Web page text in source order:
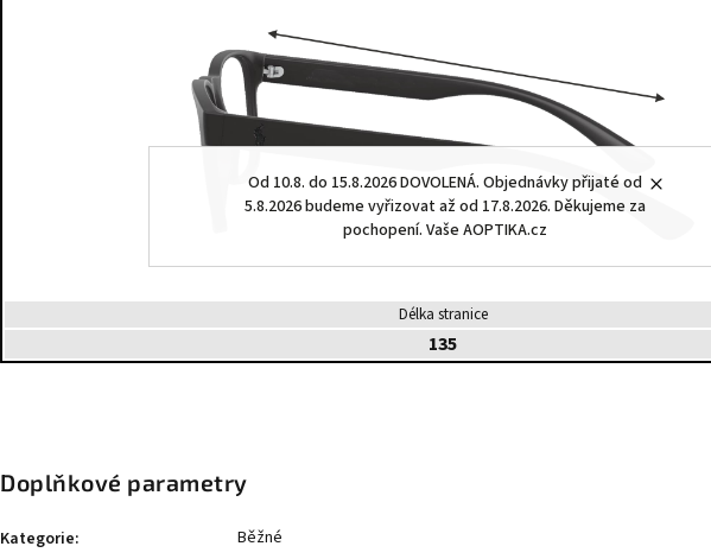
Od 10.8. do 15.8.2026 DOVOLENÁ. Objednávky přijaté od
5.8.2026 budeme vyřizovat až od 17.8.2026. Děkujeme za
pochopení. Vaše AOPTIKA.cz
Délka stranice
135
Doplňkové parametry
Kategorie:
Běžné